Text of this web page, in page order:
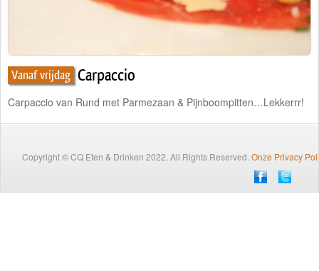
Nieuwsbrief
Vanaf vrijdag Carpaccio
Carpaccio van Rund met Parmezaan & Pijnboompitten…Lekkerrr!
Copyright © CQ Eten & Drinken 2022. All Rights Reserved. Onze Privacy